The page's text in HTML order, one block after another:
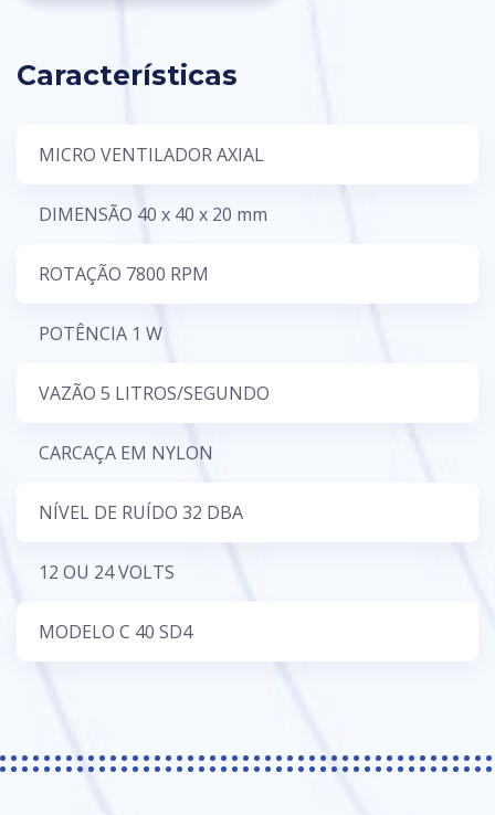
Características
MICRO VENTILADOR AXIAL
DIMENSÃO 40 x 40 x 20 mm
ROTAÇÃO 7800 RPM
POTÊNCIA 1 W
VAZÃO 5 LITROS/SEGUNDO
CARCAÇA EM NYLON
NÍVEL DE RUÍDO 32 DBA
12 OU 24 VOLTS
MODELO C 40 SD4